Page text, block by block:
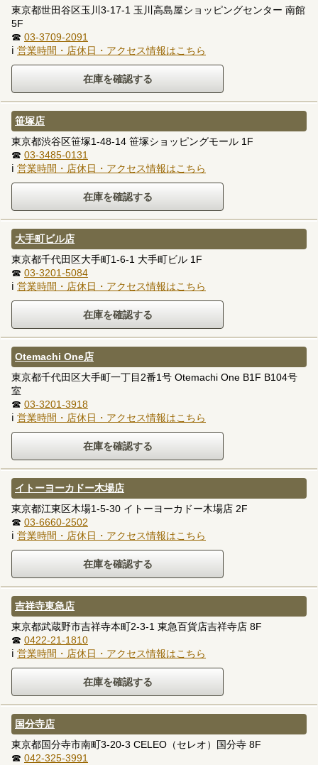
東京都世田谷区玉川3-17-1 玉川高島屋ショッピングセンター 南館
5F
☎ 03-3709-2091
ℹ 営業時間・店休日・アクセス情報はこちら
笹塚店
東京都渋谷区笹塚1-48-14 笹塚ショッピングモール 1F
☎ 03-3485-0131
ℹ 営業時間・店休日・アクセス情報はこちら
大手町ビル店
東京都千代田区大手町1-6-1 大手町ビル 1F
☎ 03-3201-5084
ℹ 営業時間・店休日・アクセス情報はこちら
Otemachi One店
東京都千代田区大手町一丁目2番1号 Otemachi One B1F B104号
室
☎ 03-3201-3918
ℹ 営業時間・店休日・アクセス情報はこちら
イトーヨーカドー木場店
東京都江東区木場1-5-30 イトーヨーカドー木場店 2F
☎ 03-6660-2502
ℹ 営業時間・店休日・アクセス情報はこちら
吉祥寺東急店
東京都武蔵野市吉祥寺本町2-3-1 東急百貨店吉祥寺店 8F
☎ 0422-21-1810
ℹ 営業時間・店休日・アクセス情報はこちら
国分寺店
東京都国分寺市南町3-20-3 CELEO（セレオ）国分寺 8F
☎ 042-325-3991